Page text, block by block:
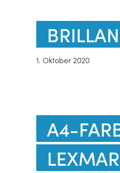
1. Oktober 2020
A4-